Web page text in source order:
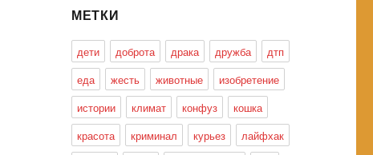
МЕТКИ
дети доброта драка дружба
дтп
еда
жесть животные
изобретение
истории
климат конфуз
кошка
красота
криминал курьез
лайфхак